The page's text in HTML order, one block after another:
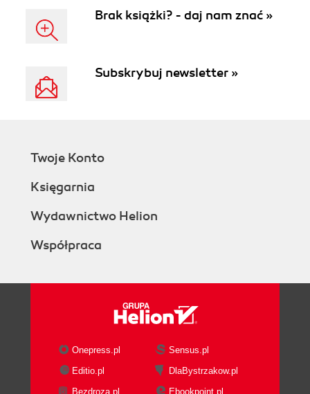
Brak książki? - daj nam znać »
Subskrybuj newsletter »
Twoje Konto
Księgarnia
Wydawnictwo Helion
Współpraca
Onepress.pl
Sensus.pl
Editio.pl
DlaBystrzakow.pl
Bezdroza.pl
Ebookpoint.pl